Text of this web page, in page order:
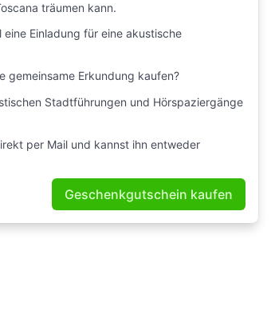
träumen kann.
Einladung für eine akustische
gemeinsame Erkundung kaufen?
Stadtführungen und Hörspaziergänge
per Mail und kannst ihn entweder
Geschenkgutschein kaufen